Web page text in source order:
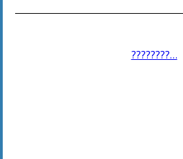
????????...